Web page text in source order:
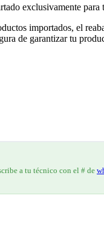
exclusivamente
importados, el
de garantizar tu
a tu técnico con el # de